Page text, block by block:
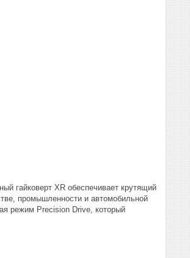
гайковерт XR обеспечивает крутящий
промышленности и автомобильной
режим Precision Drive, который